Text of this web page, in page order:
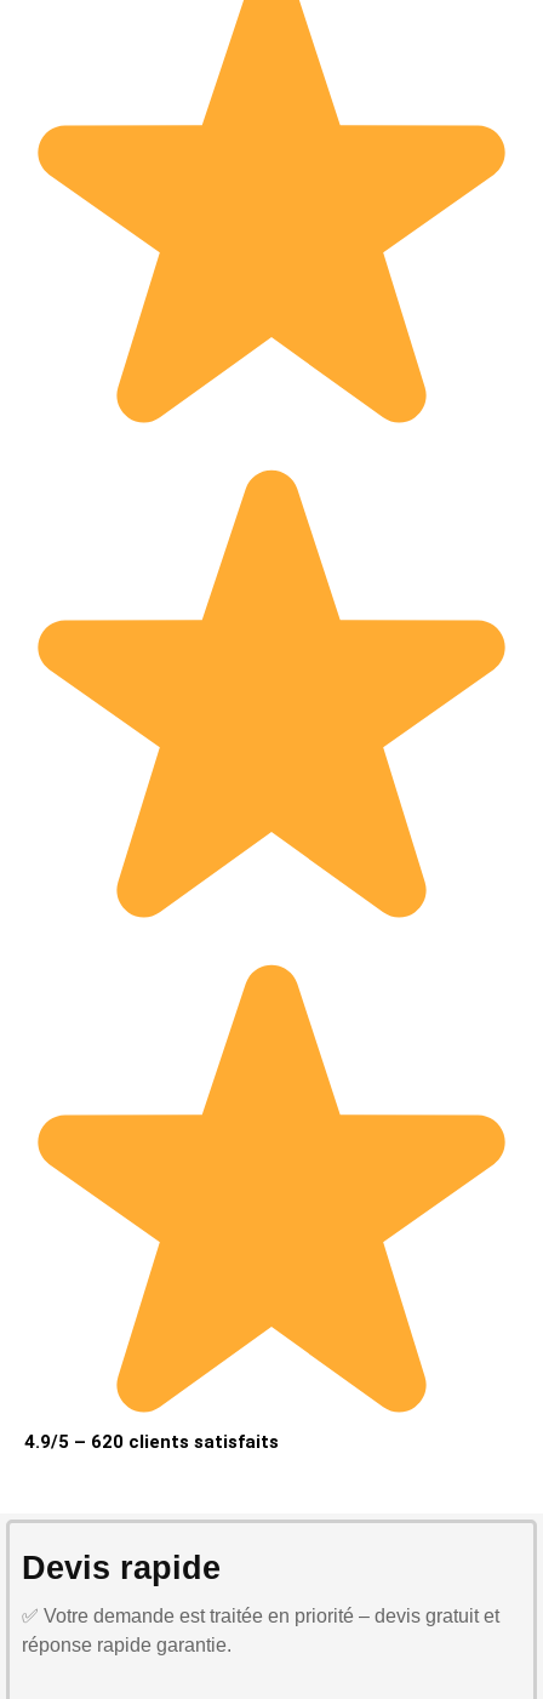
4.9/5 – 620 clients satisfaits
Devis rapide
✅ Votre demande est traitée en priorité – devis gratuit et
réponse rapide garantie.